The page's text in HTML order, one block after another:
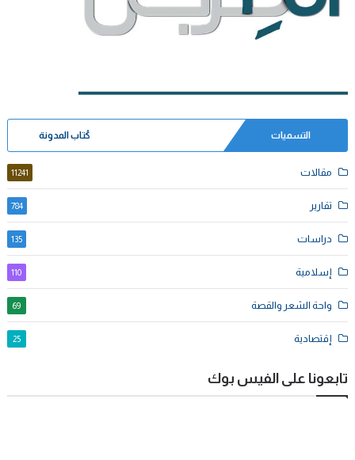
التسميات كُتاب المدونة
مقالات 11241
تقارير 784
دراسات 135
إسلامية 110
واحة الشعر والقصة 69
إقتصادية 25
تابعونا على الفيس بوك